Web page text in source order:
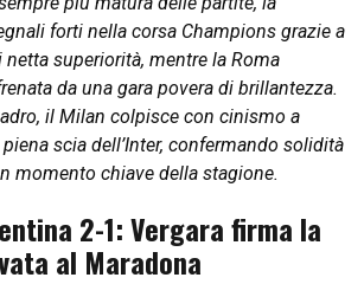
forti nella corsa Champions grazie a
superiorità, mentre la Roma
da una gara povera di brillantezza.
il Milan colpisce con cinismo a
scia dell’Inter, confermando solidità
momento chiave della stagione.
2-1: Vergara firma la
al Maradona